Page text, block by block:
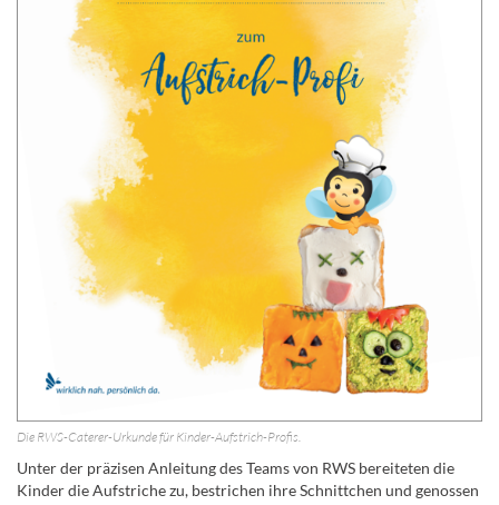
Die RWS-Caterer-Urkunde für Kinder-Aufstrich-Profis.
Unter der präzisen Anleitung des Teams von RWS bereiteten die
Kinder die Aufstriche zu, bestrichen ihre Schnittchen und genossen